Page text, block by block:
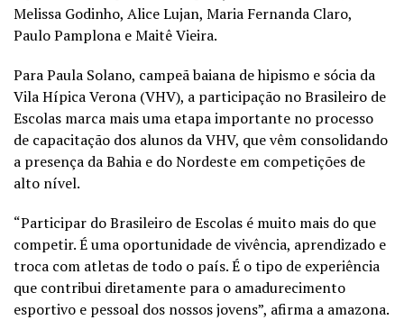
Melissa Godinho, Alice Lujan, Maria Fernanda Claro,
Paulo Pamplona e Maitê Vieira.
Para Paula Solano, campeã baiana de hipismo e sócia da
Vila Hípica Verona (VHV), a participação no Brasileiro de
Escolas marca mais uma etapa importante no processo
de capacitação dos alunos da VHV, que vêm consolidando
a presença da Bahia e do Nordeste em competições de
alto nível.
“Participar do Brasileiro de Escolas é muito mais do que
competir. É uma oportunidade de vivência, aprendizado e
troca com atletas de todo o país. É o tipo de experiência
que contribui diretamente para o amadurecimento
esportivo e pessoal dos nossos jovens”, afirma a amazona.